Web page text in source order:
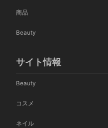
商品
Beauty
サイト情報
Beauty
コスメ
ネイル